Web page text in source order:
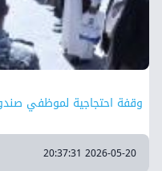
وقفة احتجاجية لموظفي
2026-05-20 20:37:31